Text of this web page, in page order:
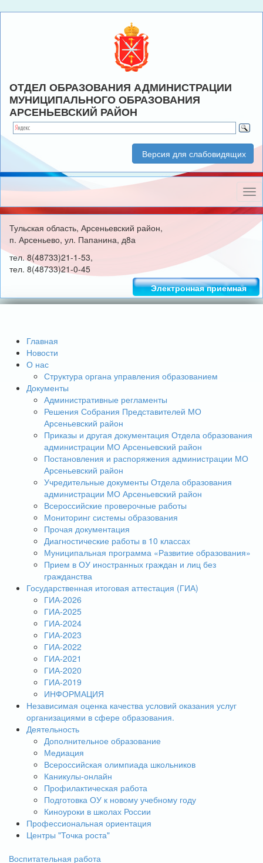
ОТДЕЛ ОБРАЗОВАНИЯ АДМИНИСТРАЦИИ
МУНИЦИПАЛЬНОГО ОБРАЗОВАНИЯ
АРСЕНЬЕВСКИЙ РАЙОН
Версия для слабовидящих
Тульская область, Арсеньевский район,
п. Арсеньево, ул. Папанина, д8а
тел. 8(48733)21-1-53,
тел. 8(48733)21-0-45
Электронная приемная
Главная
Новости
О нас
Структура органа управления образованием
Документы
Административные регламенты
Решения Собрания Представителей МО
Арсеньевский район
Приказы и другая документация Отдела образования
администрации МО Арсеньевский район
Постановления и распоряжения администрации МО
Арсеньевский район
Учредительные документы Отдела образования
администрации МО Арсеньевский район
Всероссийские проверочные работы
Мониторинг системы образования
Прочая документация
Диагностические работы в 10 классах
Муниципальная программа «Развитие образования»
Прием в ОУ иностранных граждан и лиц без
гражданства
Государственная итоговая аттестация (ГИА)
ГИА-2026
ГИА-2025
ГИА-2024
ГИА-2023
ГИА-2022
ГИА-2021
ГИА-2020
ГИА-2019
ИНФОРМАЦИЯ
Независимая оценка качества условий оказания услуг
организациями в сфере образования.
Деятельность
Дополнительное образование
Медиация
Всероссийская олимпиада школьников
Каникулы-онлайн
Профилактическая работа
Подготовка ОУ к новому учебному году
Киноуроки в школах России
Профессиональная ориентация
Центры "Точка роста"
Воспитательная работа